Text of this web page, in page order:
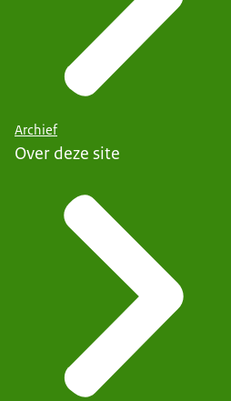
Archief
Over deze site